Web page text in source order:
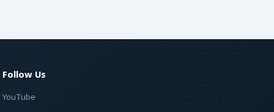
Follow Us
YouTube